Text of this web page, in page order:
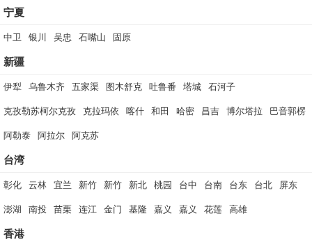
宁夏
中卫 银川 吴忠 石嘴山 固原
新疆
伊犁 乌鲁木齐 五家渠 图木舒克 吐鲁番 塔城 石河子
克孜勒苏柯尔克孜 克拉玛依 喀什 和田 哈密 昌吉 博尔塔拉 巴音郭楞
阿勒泰 阿拉尔 阿克苏
台湾
彰化 云林 宜兰 新竹 新竹 新北 桃园 台中 台南 台东 台北 屏东
澎湖 南投 苗栗 连江 金门 基隆 嘉义 嘉义 花莲 高雄
香港